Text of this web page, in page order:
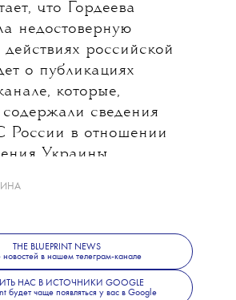
что Гордеева
недостоверную
российской
о публикациях
которые,
сведения
России в отношении
Украины.
стали
Следственном комитете
что решается вопрос
журналистки
THE BLUEPRINT NEWS
новостей в нашем телеграм-канале
НАС В ИСТОЧНИКИ GOOGLE
будет чаще появляться у вас в Google